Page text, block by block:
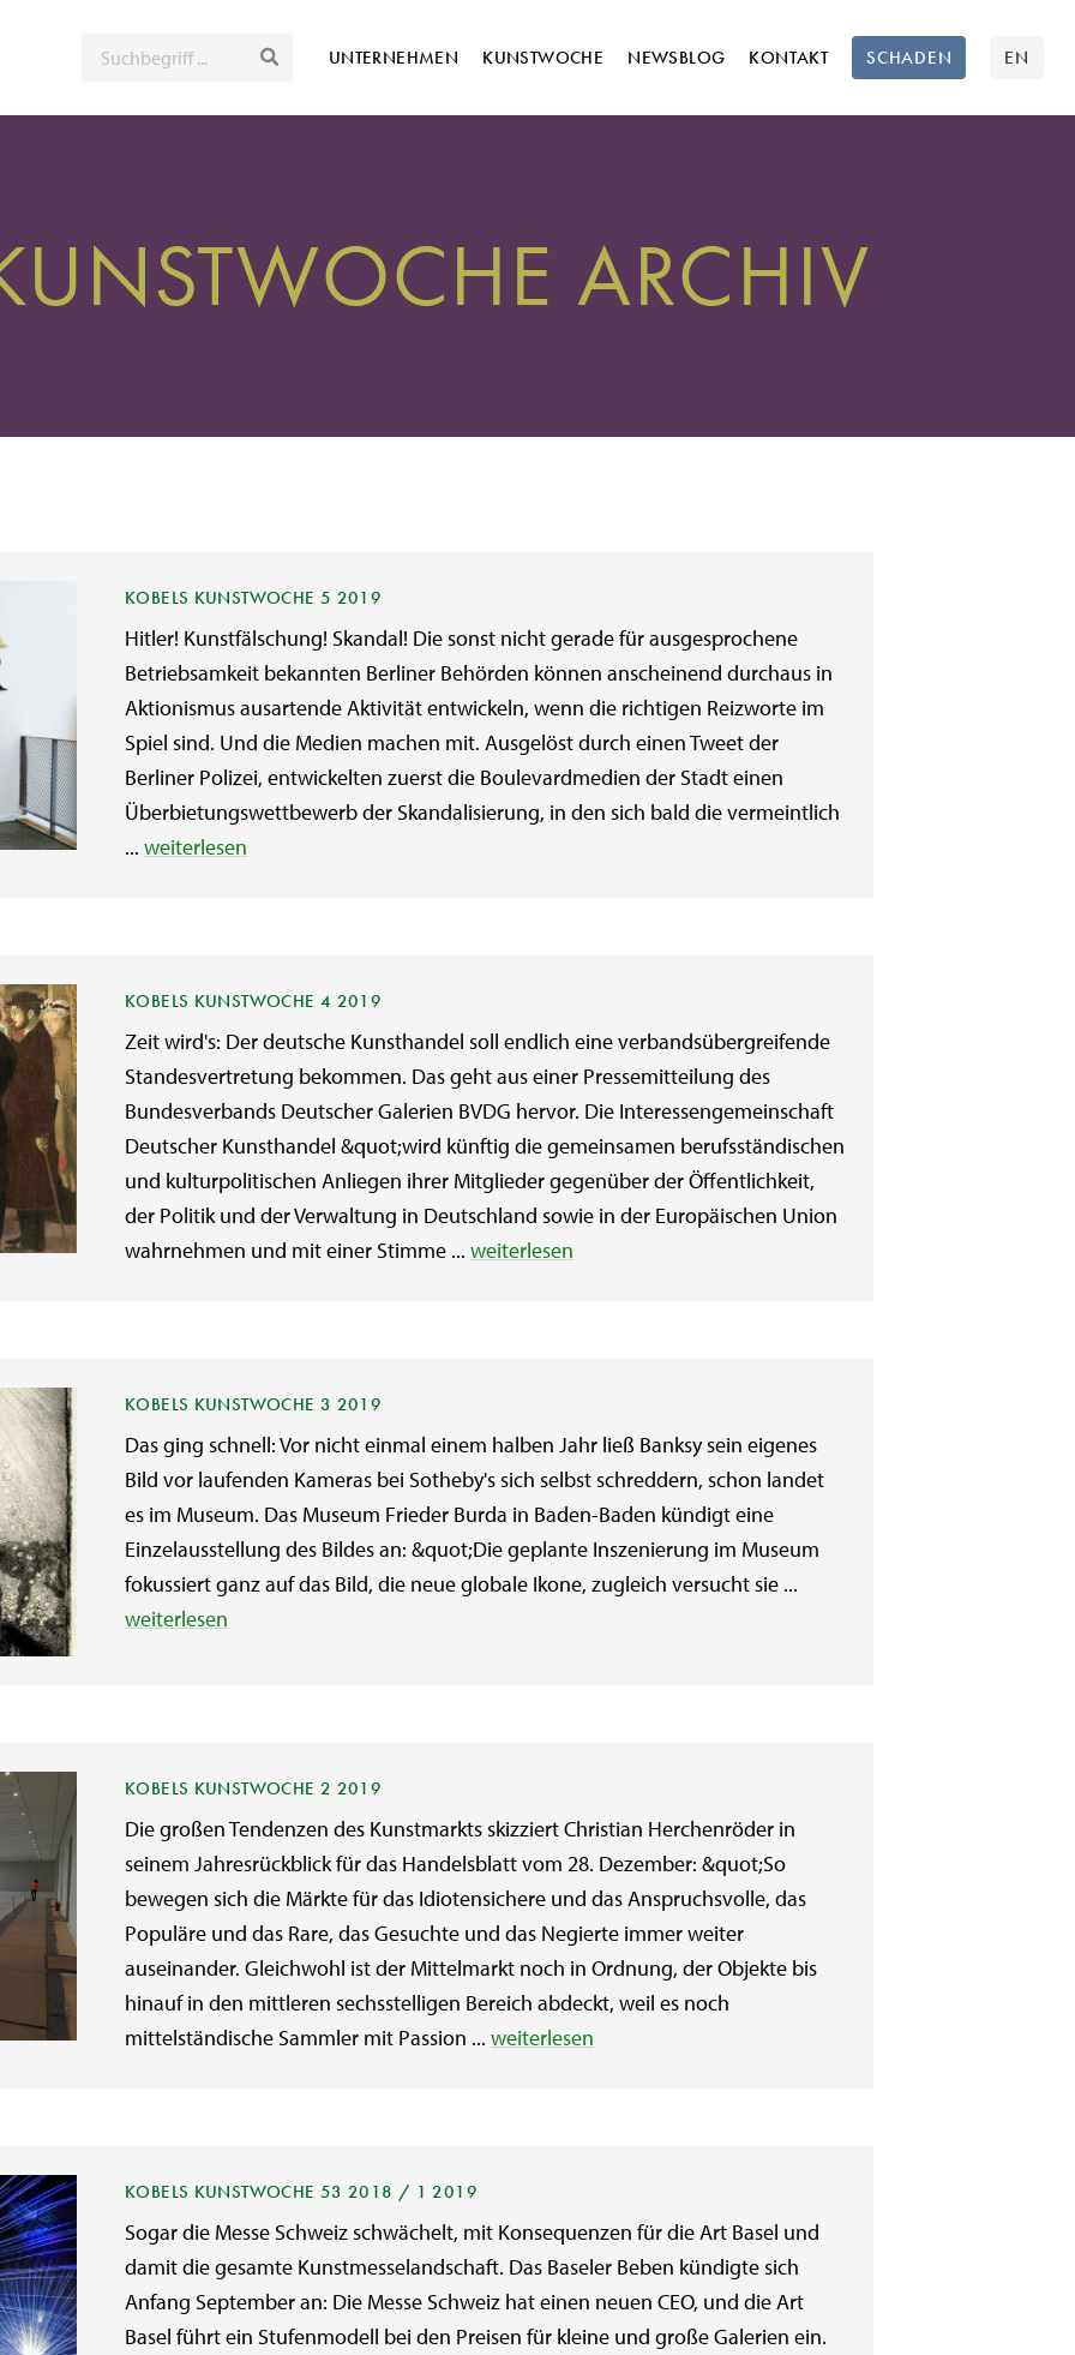
SUCHE UNTERNEHMEN KUNSTWOCHE NEWSBLOG KONTAKT SCHADEN EN
ARCHIV
KOBELS KUNSTWOCHE 5 2019
Hitler! Kunstfälschung! Skandal! Die sonst nicht gerade für ausgesprochene
Betriebsamkeit bekannten Berliner Behörden können anscheinend durchaus in
Aktionismus ausartende Aktivität entwickeln, wenn die richtigen Reizworte im
Spiel sind. Und die Medien machen mit. Ausgelöst durch einen Tweet der
Berliner Polizei, entwickelten zuerst die Boulevardmedien der Stadt einen
Überbietungswettbewerb der Skandalisierung, in den sich bald die vermeintlich
... weiterlesen
KOBELS KUNSTWOCHE 4 2019
Zeit wird's: Der deutsche Kunsthandel soll endlich eine verbandsübergreifende
Standesvertretung bekommen. Das geht aus einer Pressemitteilung des
Bundesverbands Deutscher Galerien BVDG hervor. Die Interessengemeinschaft
Deutscher Kunsthandel &quot;wird künftig die gemeinsamen berufsständischen
und kulturpolitischen Anliegen ihrer Mitglieder gegenüber der Öffentlichkeit,
der Politik und der Verwaltung in Deutschland sowie in der Europäischen Union
wahrnehmen und mit einer Stimme ... weiterlesen
KOBELS KUNSTWOCHE 3 2019
Das ging schnell: Vor nicht einmal einem halben Jahr ließ Banksy sein eigenes
Bild vor laufenden Kameras bei Sotheby's sich selbst schreddern, schon landet
es im Museum. Das Museum Frieder Burda in Baden-Baden kündigt eine
Einzelausstellung des Bildes an: &quot;Die geplante Inszenierung im Museum
fokussiert ganz auf das Bild, die neue globale Ikone, zugleich versucht sie ...
weiterlesen
KOBELS KUNSTWOCHE 2 2019
Die großen Tendenzen des Kunstmarkts skizziert Christian Herchenröder in
seinem Jahresrückblick für das Handelsblatt vom 28. Dezember: &quot;So
bewegen sich die Märkte für das Idiotensichere und das Anspruchsvolle, das
Populäre und das Rare, das Gesuchte und das Negierte immer weiter
auseinander. Gleichwohl ist der Mittelmarkt noch in Ordnung, der Objekte bis
hinauf in den mittleren sechsstelligen Bereich abdeckt, weil es noch
mittelständische Sammler mit Passion ... weiterlesen
KOBELS KUNSTWOCHE 53 2018 / 1 2019
Sogar die Messe Schweiz schwächelt, mit Konsequenzen für die Art Basel und
damit die gesamte Kunstmesselandschaft. Das Baseler Beben kündigte sich
Anfang September an: Die Messe Schweiz hat einen neuen CEO, und die Art
Basel führt ein Stufenmodell bei den Preisen für kleine und große Galerien ein.